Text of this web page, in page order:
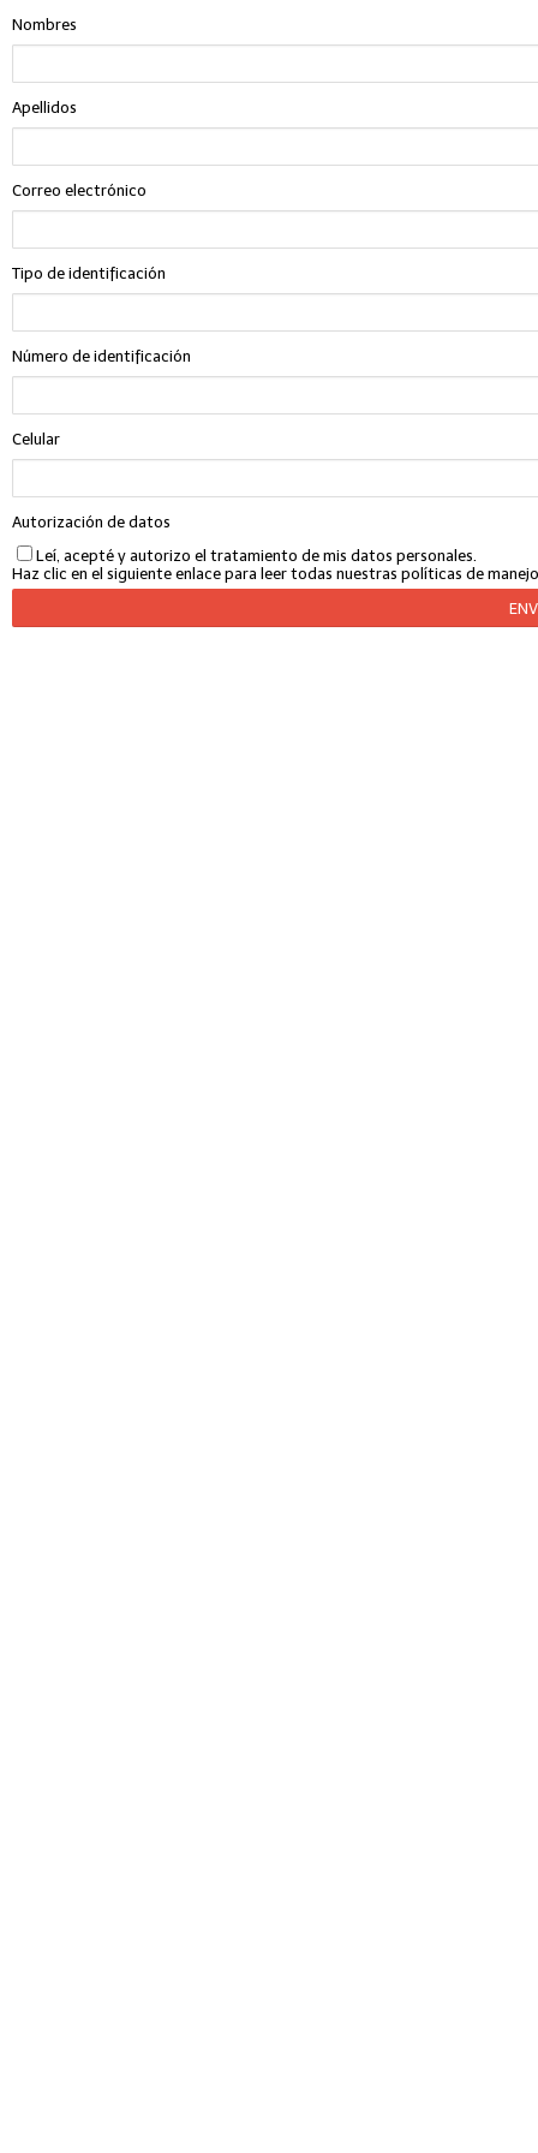
Nombres
Apellidos
Correo electrónico
Tipo de identificación
Número de identificación
Celular
Autorización de datos
Leí, acepté y autorizo el tratamiento de mis datos personales.
Haz clic en el siguiente enlace para leer todas nuestras políticas de